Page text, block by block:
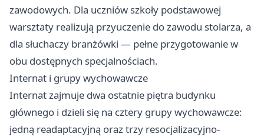
zawodowych. Dla uczniów szkoły podstawowej
warsztaty realizują przyuczenie do zawodu stolarza, a
dla słuchaczy branżówki — pełne przygotowanie w
obu dostępnych specjalnościach.
Internat i grupy wychowawcze
Internat zajmuje dwa ostatnie piętra budynku
głównego i dzieli się na cztery grupy wychowawcze:
jedną readaptacyjną oraz trzy resocjalizacyjno-